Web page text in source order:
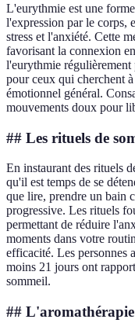
L'eurythmie est une
l'expression par le corps,
stress et l'anxiété. Cette
favorisant la connexion
l'eurythmie régulièrement
pour ceux qui cherchent
émotionnel général.
mouvements doux pour
## Les rituels de
En instaurant des rituels
qu'il est temps de se
que lire, prendre un bain
progressive. Les rituels
permettant de réduire
moments dans votre
efficacité. Les personnes
moins 21 jours ont
sommeil.
## L'aromathérapie